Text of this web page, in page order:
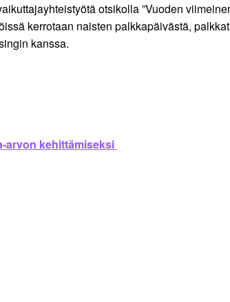
otsikolla ”Vuoden
kerrotaan naisten palkkapäivästä,
kanssa.
arvon kehittämiseksi